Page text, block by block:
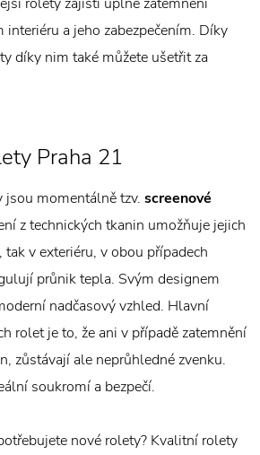
a jeho zabezpečením. Díky
díky nim také můžete ušetřit za
Praha 21
momentálně tzv. screenové
z technických tkanin umožňuje jejich
v exteriéru, v obou případech
průnik tepla. Svým designem
nadčasový vzhled. Hlavní
rolet je to, že ani v případě zatemnění
zůstávají ale neprůhledné zvenku.
soukromí a bezpečí.
nové rolety? Kvalitní rolety